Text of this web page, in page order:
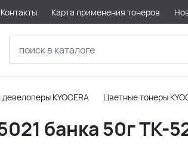
Контакты Карта применения тонеров
KYOCERA Цветные тонеры
банка 50г TK-